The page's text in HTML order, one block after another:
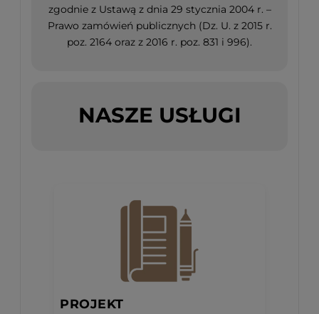
zgodnie z Ustawą z dnia 29 stycznia 2004 r. –
Prawo zamówień publicznych (Dz. U. z 2015 r.
poz. 2164 oraz z 2016 r. poz. 831 i 996).
NASZE USŁUGI
PROJEKT